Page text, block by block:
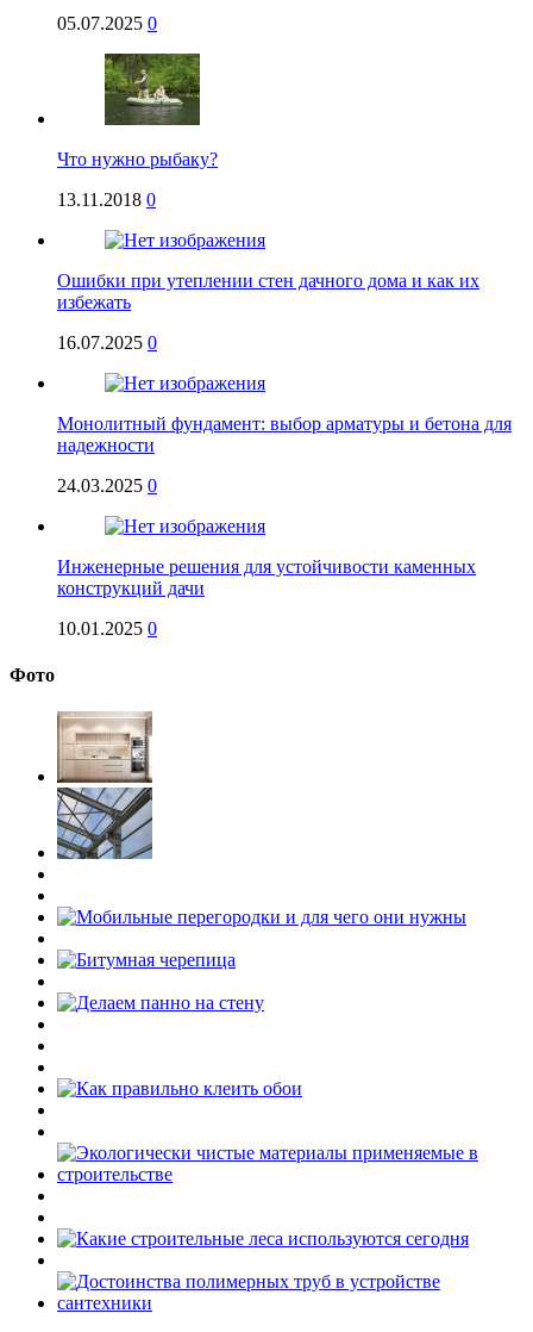
05.07.2025 0
Что нужно рыбаку?
13.11.2018 0
Ошибки при утеплении стен дачного дома и как их
избежать
16.07.2025 0
Монолитный фундамент: выбор арматуры и бетона для
надежности
24.03.2025 0
Инженерные решения для устойчивости каменных
конструкций дачи
10.01.2025 0
Фото